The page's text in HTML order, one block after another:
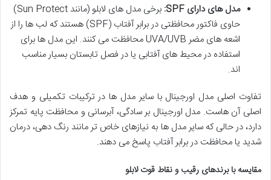
مدل های دارای SPF:
برخی مدل های لابلو (مانند Sun Protect)
حاوی فاکتور محافظتی در برابر آفتاب (SPF) هستند که لب ها را از
اشعه های مضر UVA/UVB محافظت می کنند. این مدل ها برای
استفاده در محیط های آفتابی یا در فصل تابستان بسیار مناسب
اند.
تفاوت اصلی مدل اورجینال با سایر مدل ها در ترکیبات تکمیلی و هدف
اصلی آن هاست. مدل اورجینال بر سادگی، آبرسانی و محافظت پایه تمرکز
دارد، در حالی که سایر مدل ها به نیازهای خاص تر مانند رنگ دهی، درمان
شدید یا محافظت در برابر آفتاب پاسخ می دهند.
مقایسه با برندهای رقیب و نقاط قوت لابلو